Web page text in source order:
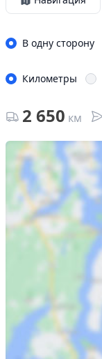
В одну сторону
Километры
2 650 км